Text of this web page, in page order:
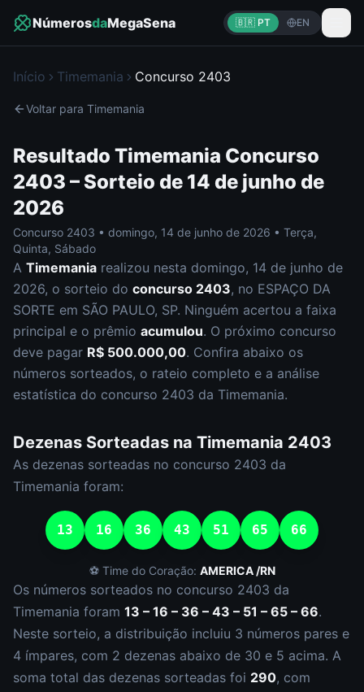
NúmerosdaMegaSena 🇧🇷 PT EN
Início Timemania Concurso 2403
Voltar para Timemania
Resultado Timemania Concurso
2403 – Sorteio de 14 de junho de
2026
Concurso 2403 • domingo, 14 de junho de 2026 • Terça,
Quinta, Sábado
A Timemania realizou nesta domingo, 14 de junho de
2026, o sorteio do concurso 2403, no ESPAÇO DA
SORTE em SÃO PAULO, SP. Ninguém acertou a faixa
principal e o prêmio acumulou. O próximo concurso
deve pagar R$ 500.000,00. Confira abaixo os
números sorteados, o rateio completo e a análise
estatística do concurso 2403 da Timemania.
Dezenas Sorteadas na Timemania 2403
As dezenas sorteadas no concurso 2403 da
Timemania foram:
13 16 36 43 51 65 66
⚽ Time do Coração: AMERICA /RN
Os números sorteados no concurso 2403 da
Timemania foram 13 – 16 – 36 – 43 – 51 – 65 – 66.
Neste sorteio, a distribuição incluiu 3 números pares e
4 ímpares, com 2 dezenas abaixo de 30 e 5 acima. A
soma total das dezenas sorteadas foi 290, com